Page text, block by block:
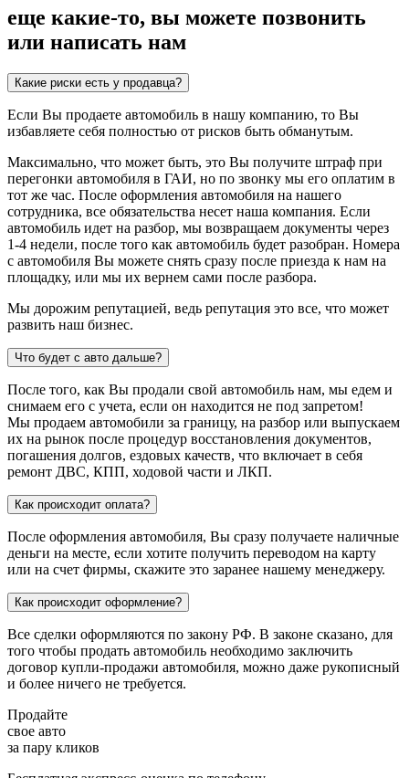
еще какие-то, вы можете позвонить
или написать нам
Какие риски есть у продавца?
Если Вы продаете автомобиль в нашу компанию, то Вы
избавляете себя полностью от рисков быть обманутым.
Максимально, что может быть, это Вы получите штраф при
перегонки автомобиля в ГАИ, но по звонку мы его оплатим в
тот же час. После оформления автомобиля на нашего
сотрудника, все обязательства несет наша компания. Если
автомобиль идет на разбор, мы возвращаем документы через
1-4 недели, после того как автомобиль будет разобран. Номера
с автомобиля Вы можете снять сразу после приезда к нам на
площадку, или мы их вернем сами после разбора.
Мы дорожим репутацией, ведь репутация это все, что может
развить наш бизнес.
Что будет с авто дальше?
После того, как Вы продали свой автомобиль нам, мы едем и
снимаем его с учета, если он находится не под запретом!
Мы продаем автомобили за границу, на разбор или выпускаем
их на рынок после процедур восстановления документов,
погашения долгов, ездовых качеств, что включает в себя
ремонт ДВС, КПП, ходовой части и ЛКП.
Как происходит оплата?
После оформления автомобиля, Вы сразу получаете наличные
деньги на месте, если хотите получить переводом на карту
или на счет фирмы, скажите это заранее нашему менеджеру.
Как происходит оформление?
Все сделки оформляются по закону РФ. В законе сказано, для
того чтобы продать автомобиль необходимо заключить
договор купли-продажи автомобиля, можно даже рукописный
и более ничего не требуется.
Продайте
свое авто
за пару кликов